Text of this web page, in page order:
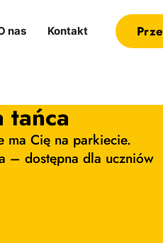
nas Kontakt
tańca
ma Cię na parkiecie.
– dostępna dla uczniów